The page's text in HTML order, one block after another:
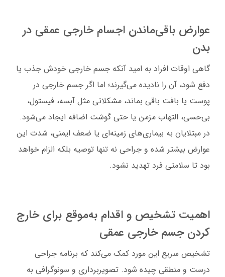
عوارض باقی‌ماندن اجسام خارجی عمقی در
بدن
گاهی اوقات افراد به امید آنکه جسم خارجی خودش جذب یا
دفع شود، آن را نادیده می‌گیرند؛ اما اگر جسم خارجی در
پوست یا بافت باقی بماند، مشکلاتی مثل آبسه، فیستول،
بی‌حسی، التهاب مزمن یا حتی گوشت اضافه ایجاد می‌شود.
در مبتلایان به بیماری‌های زمینه‌ای یا ضعف ایمنی، شدت این
عوارض بیشتر شده و جراحی نه تنها توصیه بلکه الزام خواهد
بود تا سلامتی فرد تهدید نشود.
اهمیت تشخیص و اقدام به‌موقع برای خارج
کردن جسم خارجی عمقی
تشخیص سریع این مورد کمک می‌کند که برنامه جراحی
درست و منطقی چیده شود. تصویربرداری و سونوگرافی به